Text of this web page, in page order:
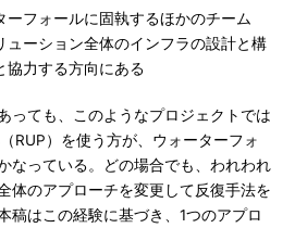
ーフォールに固執するほかのチーム
ューション全体のインフラの設計と構
協力する方向にある
っても、このようなプロジェクトでは
RUP）を使う方が、ウォーターフォ
なっている。どの場合でも、われわれ
体のアプローチを変更して反復手法を
稿はこの経験に基づき、1つのアプロ